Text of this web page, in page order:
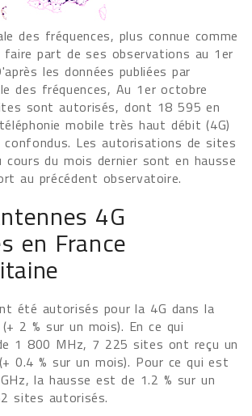
des fréquences, plus connue comme
faire part de ses observations au 1er
les données publiées par
des fréquences, Au 1er octobre
sont autorisés, dont 18 595 en
mobile très haut débit (4G)
Les autorisations de sites
cours du mois dernier sont en hausse
au précédent observatoire.
4G
en France
été autorisés pour la 4G dans la
2 % sur un mois). En ce qui
1 800 MHz, 7 225 sites ont reçu un
0.4 % sur un mois). Pour ce qui est
la hausse est de 1.2 % sur un
sites autorisés.